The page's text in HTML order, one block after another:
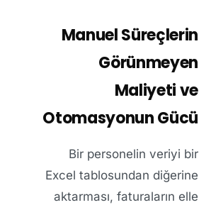
Manuel Süreçlerin
Görünmeyen
Maliyeti ve
Otomasyonun Gücü
Bir personelin veriyi bir
Excel tablosundan diğerine
aktarması, faturaların elle